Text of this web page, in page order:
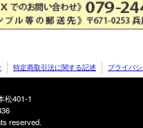
特定商取引法に関する記述 プライバ
松401-1
reserved.